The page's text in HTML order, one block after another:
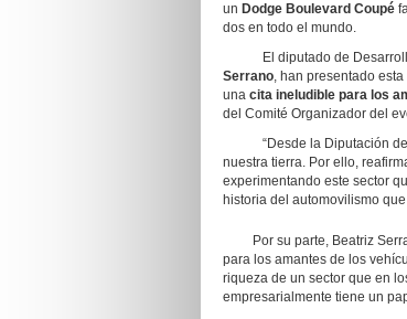
un Dodge Boulevard Coupé
dos en todo el mundo.
El diputado de
Serrano, han presentado
una cita ineludible para los
del Comité Organizador del
“Desde la Diputación de
nuestra tierra. Por ello,
experimentando este sector
historia del automovilismo
Por su parte, Beatriz
para los amantes de los
riqueza de un sector que en
empresarialmente tiene un